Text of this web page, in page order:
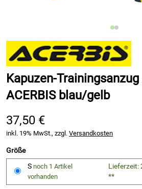
Kapuzen-
ACERBIS blau/gelb
37,50 €
inkl. 19% MwSt., zzgl. Versandkosten
Größe
S noch 1 Artikel
vorhanden
Lieferzeit:
**